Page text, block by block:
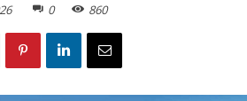
0 860